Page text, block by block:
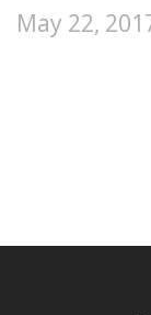
May 22,